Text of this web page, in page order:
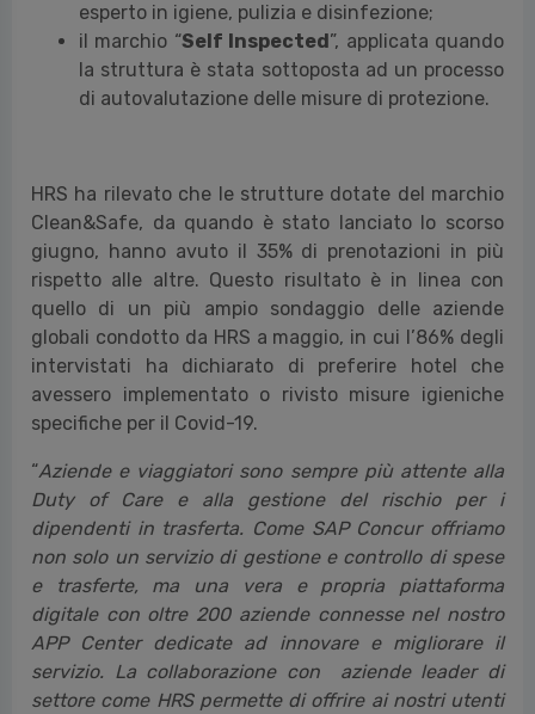
esperto in igiene, pulizia e disinfezione;
il marchio “Self Inspected ”, applicata quando
la struttura è stata sottoposta ad un processo
di autovalutazione delle misure di protezione.
HRS ha rilevato che le strutture dotate del marchio
Clean&Safe, da quando è stato lanciato lo scorso
giugno, hanno avuto il 35% di prenotazioni in più
rispetto alle altre. Questo risultato è in linea con
quello di un più ampio sondaggio delle aziende
globali condotto da HRS a maggio, in cui l’86% degli
intervistati ha dichiarato di preferire hotel che
avessero implementato o rivisto misure igieniche
specifiche per il Covid-19.
“Aziende e viaggiatori sono sempre più attente alla
Duty of Care e alla gestione del rischio per i
dipendenti in trasferta. Come SAP Concur offriamo
non solo un servizio di gestione e controllo di spese
e trasferte, ma una vera e propria piattaforma
digitale con oltre 200 aziende connesse nel nostro
APP Center dedicate ad innovare e migliorare il
servizio. La collaborazione con aziende leader di
settore come HRS permette di offrire ai nostri utenti